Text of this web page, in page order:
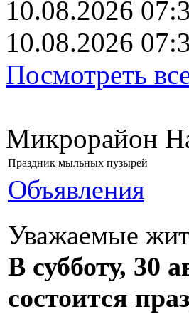
10.08.2026
10.08.2026
Посмотреть
Микрорайон
Праздник мыльных пузырей
Объявления
Уважаемые
В субботу, 30
состоится